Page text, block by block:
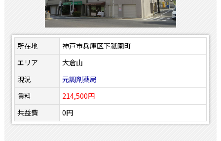
所在地
神戸市兵庫区下祇園町
エリア
大倉山
現況
元調剤薬局
賃料
214,500円
共益費
0円